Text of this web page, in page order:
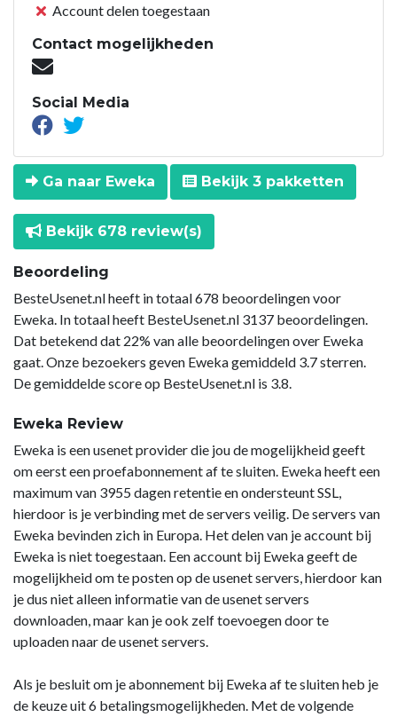
Account delen toegestaan
Contact mogelijkheden
Social Media
Ga naar Eweka Bekijk 3 pakketten
Bekijk 678 review(s)
Beoordeling
BesteUsenet.nl heeft in totaal 678 beoordelingen voor
Eweka. In totaal heeft BesteUsenet.nl 3137 beoordelingen.
Dat betekend dat 22% van alle beoordelingen over Eweka
gaat. Onze bezoekers geven Eweka gemiddeld 3.7 sterren.
De gemiddelde score op BesteUsenet.nl is 3.8.
Eweka Review
Eweka is een usenet provider die jou de mogelijkheid geeft
om eerst een proefabonnement af te sluiten. Eweka heeft een
maximum van 3955 dagen retentie en ondersteunt SSL,
hierdoor is je verbinding met de servers veilig. De servers van
Eweka bevinden zich in Europa. Het delen van je account bij
Eweka is niet toegestaan. Een account bij Eweka geeft de
mogelijkheid om te posten op de usenet servers, hierdoor kan
je dus niet alleen informatie van de usenet servers
downloaden, maar kan je ook zelf toevoegen door te
uploaden naar de usenet servers.
Als je besluit om je abonnement bij Eweka af te sluiten heb je
de keuze uit 6 betalingsmogelijkheden. Met de volgende